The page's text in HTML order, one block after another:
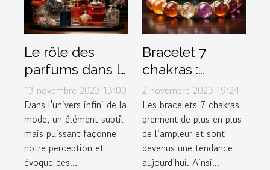
Le rôle des
parfums dans la
mode et le style
personnel
13 novembre 2023 13:00
Dans l'univers infini de la
mode, un élément subtil
mais puissant façonne
notre perception et
évoque des...
Bracelet 7
chakras :
Comment bien
l’entretenir ?
2 novembre 2023 19:24
Les bracelets 7 chakras
prennent de plus en plus
de l’ampleur et sont
devenus une tendance
aujourd’hui. Ainsi...